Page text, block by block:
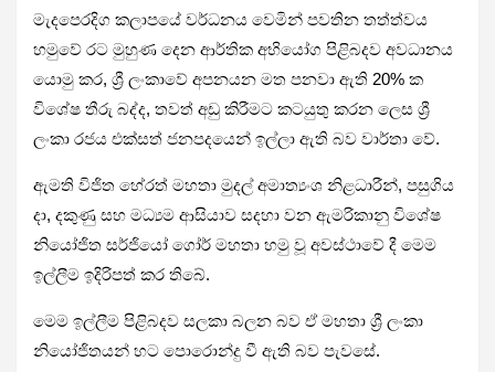
මැදපෙරදිග කලාපයේ වර්ධනය වෙමින් පවතින තත්ත්වය
හමුවේ රට මුහුණ දෙන ආර්තික අභියෝග පිළිබදව අවධානය
යොමු කර, ශ්‍රී ලංකාවේ අපනයන මත පනවා ඇති 20% ක
විශේෂ තීරු බද්ද, තවත් අඩු කිරීමට කටයුතු කරන ලෙස ශ්‍රී
ලංකා රජය එක්සත් ජනපදයෙන් ඉල්ලා ඇති බව වාර්තා වේ.
ඇමති විජිත හේරත් මහතා මුදල් අමාත්‍යංශ නිළධාරීන්, පසුගිය
දා, දකුණු සහ මධ්‍යම ආසියාව සදහා වන ඇමරිකානු විශේෂ
නියෝජිත සර්ජියෝ ගෝර් මහතා හමු වූ අවස්ථාවේ දී මෙම
ඉල්ලීම ඉදිරිපත් කර තිබේ.
මෙම ඉල්ලීම පිළිබදව සලකා බලන බව ඒ මහතා ශ්‍රී ලංකා
නියෝජිතයන් හට පොරොන්දු වී ඇති බව පැවසේ.